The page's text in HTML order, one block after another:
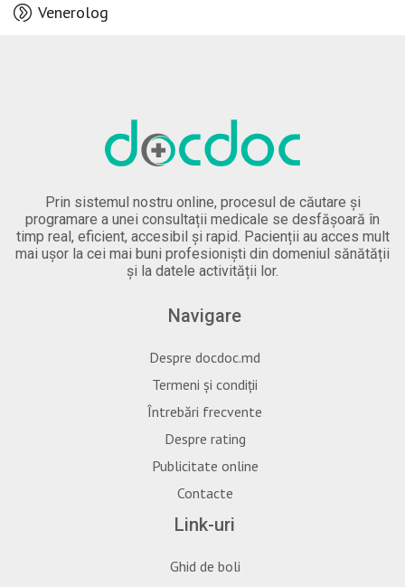
Venerolog
Prin sistemul nostru online, procesul de căutare și
programare a unei consultații medicale se desfășoară în
timp real, eficient, accesibil și rapid. Pacienții au acces mult
mai ușor la cei mai buni profesioniști din domeniul sănătății
și la datele activității lor.
Navigare
Despre docdoc.md
Termeni și condiții
Întrebări frecvente
Despre rating
Publicitate online
Contacte
Link-uri
Ghid de boli